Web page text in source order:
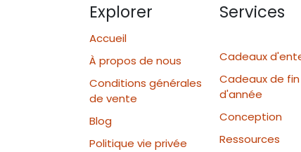
Explorer
Accueil
À propos de nous
Conditions générales
de vente
Blog
Politique vie privée
Services
Cadeaux
Cadeaux de fin
d'année
Conception
Ressources